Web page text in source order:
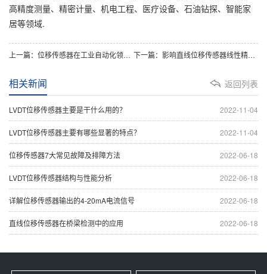
高精度测量、精密计量、机电工程、医疗设备、石油钻探、智能家
居等领域.
上一篇：位移传感器在工业自动化领域主要应用 下一篇：影响直线位移传感器线性精度因素技术分析
返回列表
相关新闻
2022-11-04
LVDT位移传感器主要是干什么用的？
2022-11-04
LVDT位移传感器主要有哪些显著的特点？
2022-06-18
位移传感器7大常见故障及排障方法
2022-06-18
LVDT位移传感器结构与性能分析
2022-06-18
详解位移传感器输出的4-20mA电流信号
2022-06-18
直线位移传感器在桥梁检测中的应用